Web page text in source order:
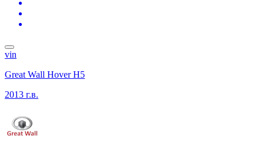
vin
Great Wall Hover H5
2013 г.в.